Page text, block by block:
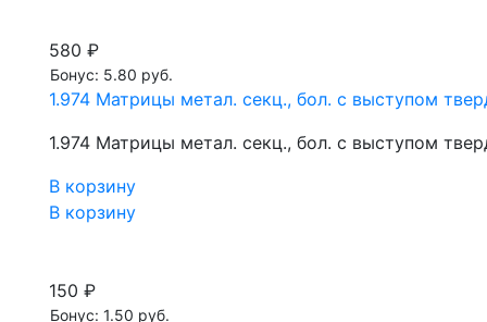
580 ₽
Бонус: 5.80 руб.
1.974 Матрицы метал. секц., бол. с выступом
1.974 Матрицы метал. секц., бол. с выступом
В корзину
В корзину
150 ₽
Бонус: 1.50 руб.